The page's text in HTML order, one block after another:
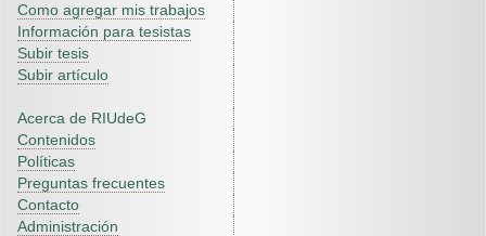
Como agregar mis trabajos
Información para tesistas
Subir tesis
Subir artículo
Acerca de RIUdeG
Contenidos
Políticas
Preguntas frecuentes
Contacto
Administración